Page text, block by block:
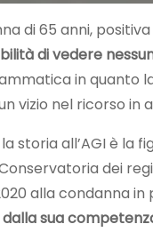
di 65 anni,
di vedere
in quanto
vizio nel ricorso
storia all’AGI è la
dei
alla condanna in
sua